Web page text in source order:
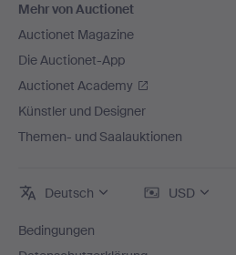
Mehr von Auctionet
Auctionet Magazine
Die Auctionet-App
Auctionet Academy
Künstler und Designer
Themen- und Saalauktionen
Deutsch USD
Bedingungen